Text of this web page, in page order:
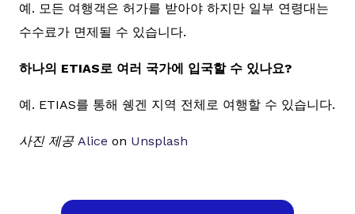
예. 모든 여행객은 허가를 받아야 하지만 일부 연령대는
수수료가 면제될 수 있습니다.
하나의 ETIAS로 여러 국가에 입국할 수 있나요?
예. ETIAS를 통해 쉥겐 지역 전체로 여행할 수 있습니다.
사진 제공 Alice on Unsplash